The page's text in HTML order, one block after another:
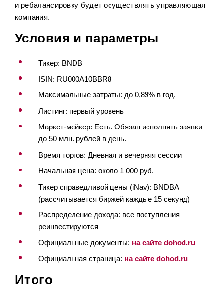
и ребалансировку будет осуществлять управляющая
компания.
Условия и параметры
Тикер: BNDB
ISIN: RU000A10BBR8
Максимальные затраты: до 0,89% в год.
Листинг: первый уровень
Маркет-мейкер: Есть. Обязан исполнять заявки
до 50 млн. рублей в день.
Время торгов: Дневная и вечерняя сессии
Начальная цена: около 1 000 руб.
Тикер справедливой цены (iNav): BNDBA
(рассчитывается биржей каждые 15 секунд)
Распределение дохода: все поступления
реинвестируются
Официальные документы: на сайте dohod.ru
Официальная страница: на сайте dohod.ru
Итого